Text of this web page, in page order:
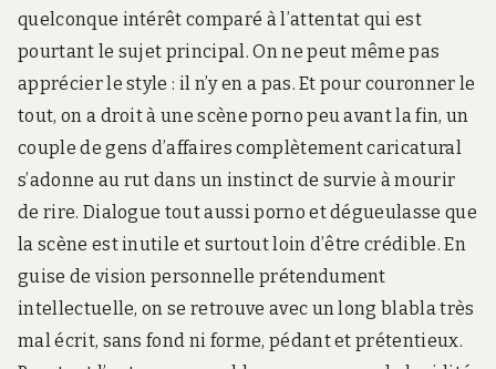
quelconque intérêt comparé à l’attentat qui est
pourtant le sujet principal. On ne peut même pas
apprécier le style : il n’y en a pas. Et pour couronner le
tout, on a droit à une scène porno peu avant la fin, un
couple de gens d’affaires complètement caricatural
s’adonne au rut dans un instinct de survie à mourir
de rire. Dialogue tout aussi porno et dégueulasse que
la scène est inutile et surtout loin d’être crédible. En
guise de vision personnelle prétendument
intellectuelle, on se retrouve avec un long blabla très
mal écrit, sans fond ni forme, pédant et prétentieux.